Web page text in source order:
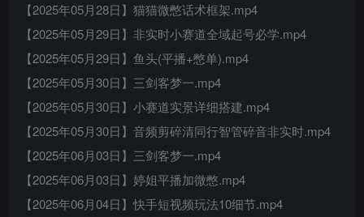
【2025年05月28日】猫猫微憋话术框架.mp4
【2025年05月29日】非实时小赛道全域起号必学.mp4
【2025年05月29日】鱼头(平播+憋单).mp4
【2025年05月30日】三剑客梦一.mp4
【2025年05月30日】小赛道实景详细搭建.mp4
【2025年05月30日】音频剪碎清同行智管碎音非实时.mp4
【2025年06月03日】三剑客梦一.mp4
【2025年06月03日】婷姐平播加微憋.mp4
【2025年06月04日】快手短视频玩法10细节.mp4